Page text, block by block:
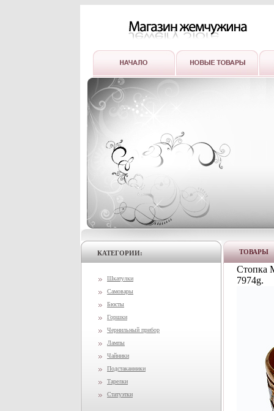
КАТЕГОРИИ:
Шкатулки
Самовары
Бюсты
Горшки
Чернильный прибор
Лампы
Чайники
Подстаканники
Тарелки
Статуэтки
ТОВАРЫ
Стопка
7974g.